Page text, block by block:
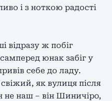
і з ноткою радості
відразу ж побіг
юнак забіг у
себе до ладу.
як вулиця після
не наш – він Шиничіро,